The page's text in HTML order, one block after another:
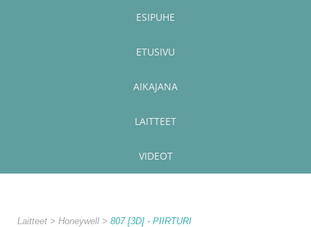
ESIPUHE
ETUSIVU
AIKAJANA
LAITTEET
VIDEOT
Laitteet Honeywell 807 [3D] - PIIRTURI